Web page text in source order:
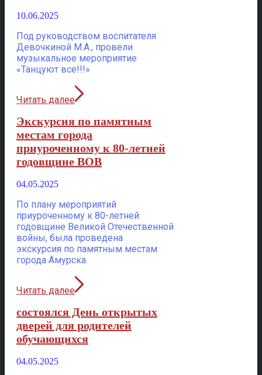
10.06.2025
Под руководством воспитателя
Девочкиной М.А., провели
музыкальное мероприятие
«Танцуют все!!!»
Читать далее
Экскурсия по памятным
местам города
приуроченному к 80-летней
годовщине ВОВ
04.05.2025
По плану мероприятий
приуроченному к 80-летней
годовщине Великой Отечественной
войны, была проведена
экскурсия по памятным местам
города Амурска.
Читать далее
состоялся День открытых
дверей для родителей
обучающихся
04.05.2025